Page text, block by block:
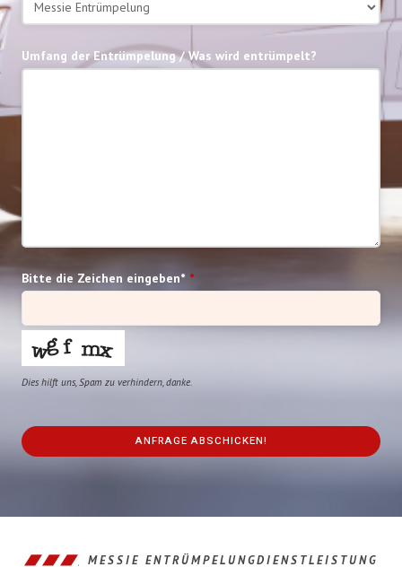
Umfang der Entrümpelung / Was wird entrümpelt?
Bitte die Zeichen eingeben* *
Dies hilft uns, Spam zu verhindern, danke.
ANFRAGE ABSCHICKEN!
should
left
MESSIE ENTRÜMPELUNGDIENSTLEISTUNG